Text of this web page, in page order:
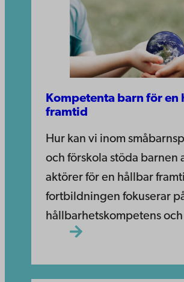
Kompetenta barn för en
framtid
Hur kan vi inom
och förskola stöda barnen
aktörer för en hållbar
fortbildningen fokuserar
hållbarhetskompetens